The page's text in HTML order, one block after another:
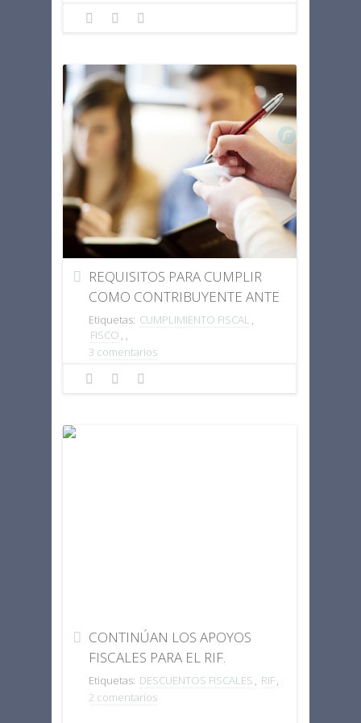
REQUISITOS PARA CUMPLIR
COMO CONTRIBUYENTE ANTE
EL FISCO.
Etiquetas: CUMPLIMIENTO FISCAL ,
FISCO , ,
3 comentarios
CONTINÚAN LOS APOYOS
FISCALES PARA EL RIF.
Etiquetas: DESCUENTOS FISCALES , RIF,
2 comentarios